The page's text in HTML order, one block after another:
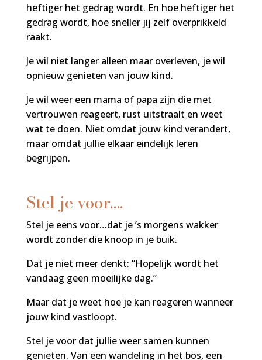
heftiger het gedrag wordt. En hoe heftiger het
gedrag wordt, hoe sneller jij zelf overprikkeld
raakt.
Je wil niet langer alleen maar overleven, je wil
opnieuw genieten van jouw kind.
Je wil weer een mama of papa zijn die met
vertrouwen reageert, rust uitstraalt en weet
wat te doen. Niet omdat jouw kind verandert,
maar omdat jullie elkaar eindelijk leren
begrijpen.
Stel je voor….
Stel je eens voor…dat je ’s morgens wakker
wordt zonder die knoop in je buik.
Dat je niet meer denkt: “Hopelijk wordt het
vandaag geen moeilijke dag.”
Maar dat je weet hoe je kan reageren wanneer
jouw kind vastloopt.
Stel je voor dat jullie weer samen kunnen
genieten. Van een wandeling in het bos, een